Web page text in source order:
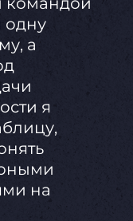
одну
а
я
на